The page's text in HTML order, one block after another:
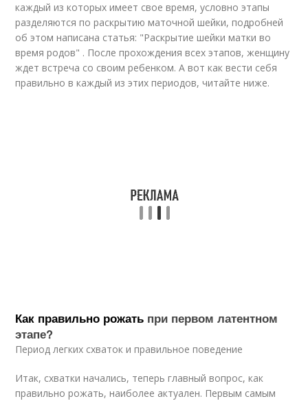
каждый из которых имеет свое время, условно этапы
разделяются по раскрытию маточной шейки, подробней
об этом написана статья: "Раскрытие шейки матки во
время родов" . После прохождения всех этапов, женщину
ждет встреча со своим ребенком. А вот как вести себя
правильно в каждый из этих периодов, читайте ниже.
Как правильно рожать при первом латентном
этапе?
Период легких схваток и правильное поведение
Итак, схватки начались, теперь главный вопрос, как
правильно рожать, наиболее актуален. Первым самым